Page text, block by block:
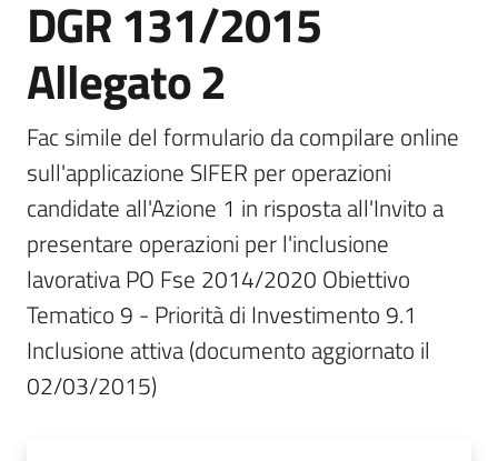
Atti
Bandi
Piani
Programmi
Progetti
Fondo
sociale
europeo
DGR 131/2015
Allegato 2
Fac simile del formulario da compilare online
sull'applicazione SIFER per operazioni
candidate all'Azione 1 in risposta all'Invito a
presentare operazioni per l'inclusione
lavorativa PO Fse 2014/2020 Obiettivo
Tematico 9 - Priorità di Investimento 9.1
Inclusione attiva (documento aggiornato il
02/03/2015)